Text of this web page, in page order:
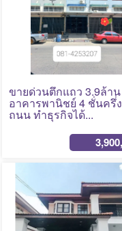
No Photo
ขายด่วนตึกแถว 3.9ล้าน
อาคารพานิชย์ 4 ชั่นครึ่
ถนน ทำธุรกิจได้...
No Photo